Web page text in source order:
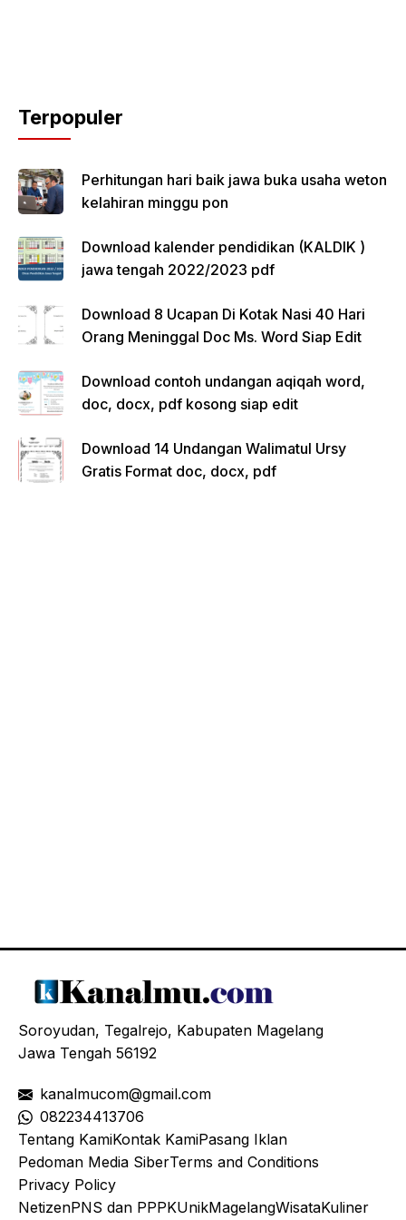
Terpopuler
Perhitungan hari baik jawa buka usaha weton
kelahiran minggu pon
Download kalender pendidikan (KALDIK )
jawa tengah 2022/2023 pdf
Download 8 Ucapan Di Kotak Nasi 40 Hari
Orang Meninggal Doc Ms. Word Siap Edit
Download contoh undangan aqiqah word,
doc, docx, pdf kosong siap edit
Download 14 Undangan Walimatul Ursy
Gratis Format doc, docx, pdf
Soroyudan, Tegalrejo, Kabupaten Magelang
Jawa Tengah 56192
kanalmucom@gmail.com
082234413706
Tentang KamiKontak KamiPasang Iklan
Pedoman Media SiberTerms and Conditions
Privacy Policy
NetizenPNS dan PPPKUnikMagelangWisataKuliner